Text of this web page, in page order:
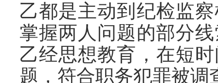
乙都是主动到纪检监
掌握两人问题的部分
乙经思想教育，在短
题，符合职务犯罪被